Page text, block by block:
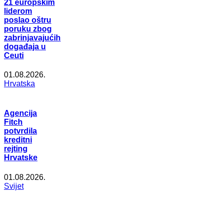
21 europskim
liderom
poslao oštru
poruku zbog
zabrinjavajućih
događaja u
Ceuti
01.08.2026.
Hrvatska
Agencija
Fitch
potvrdila
kreditni
rejting
Hrvatske
01.08.2026.
Svijet